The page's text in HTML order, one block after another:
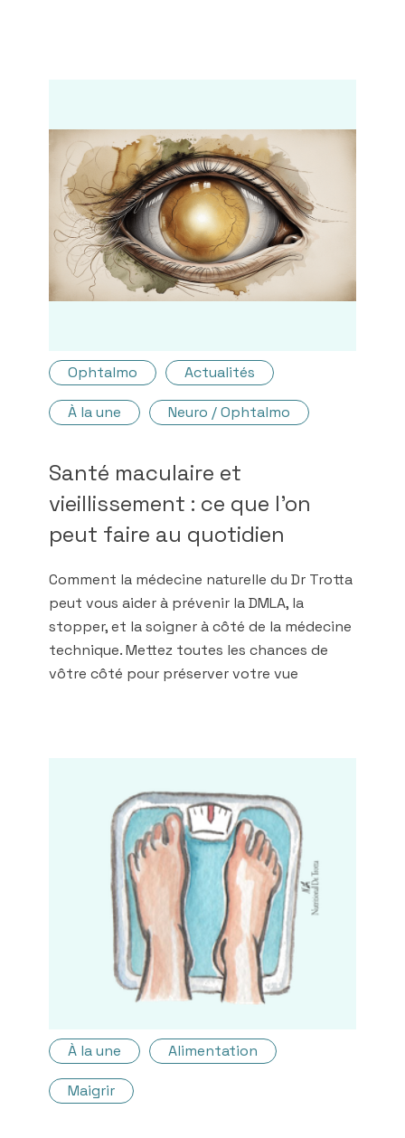
Ophtalmo Actualités
À la une Neuro / Ophtalmo
Santé maculaire et
vieillissement : ce que l'on
peut faire au quotidien
Comment la médecine naturelle du Dr Trotta
peut vous aider à prévenir la DMLA, la
stopper, et la soigner à côté de la médecine
technique. Mettez toutes les chances de
vôtre côté pour préserver votre vue
À la une Alimentation
Maigrir